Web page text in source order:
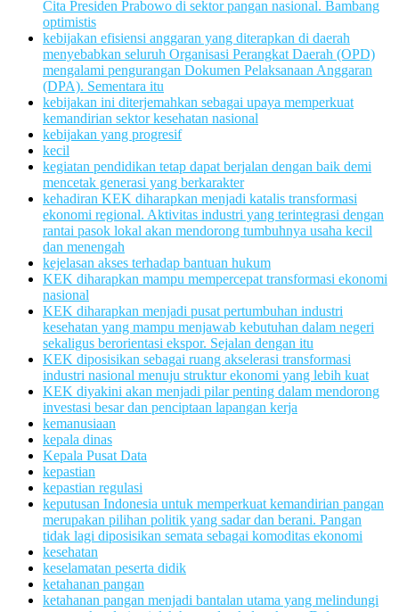
Cita Presiden Prabowo di sektor pangan nasional. Bambang
optimistis
kebijakan efisiensi anggaran yang diterapkan di daerah
menyebabkan seluruh Organisasi Perangkat Daerah (OPD)
mengalami pengurangan Dokumen Pelaksanaan Anggaran
(DPA). Sementara itu
kebijakan ini diterjemahkan sebagai upaya memperkuat
kemandirian sektor kesehatan nasional
kebijakan yang progresif
kecil
kegiatan pendidikan tetap dapat berjalan dengan baik demi
mencetak generasi yang berkarakter
kehadiran KEK diharapkan menjadi katalis transformasi
ekonomi regional. Aktivitas industri yang terintegrasi dengan
rantai pasok lokal akan mendorong tumbuhnya usaha kecil
dan menengah
kejelasan akses terhadap bantuan hukum
KEK diharapkan mampu mempercepat transformasi ekonomi
nasional
KEK diharapkan menjadi pusat pertumbuhan industri
kesehatan yang mampu menjawab kebutuhan dalam negeri
sekaligus berorientasi ekspor. Sejalan dengan itu
KEK diposisikan sebagai ruang akselerasi transformasi
industri nasional menuju struktur ekonomi yang lebih kuat
KEK diyakini akan menjadi pilar penting dalam mendorong
investasi besar dan penciptaan lapangan kerja
kemanusiaan
kepala dinas
Kepala Pusat Data
kepastian
kepastian regulasi
keputusan Indonesia untuk memperkuat kemandirian pangan
merupakan pilihan politik yang sadar dan berani. Pangan
tidak lagi diposisikan semata sebagai komoditas ekonomi
kesehatan
keselamatan peserta didik
ketahanan pangan
ketahanan pangan menjadi bantalan utama yang melindungi